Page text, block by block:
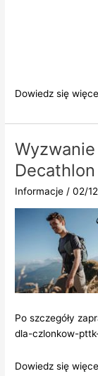
Jubileuszowa
GOT
PTTK
Dowiedz się
Informacje /02/
Po szczegóły
dla-czlonkow-
Wyzwanie
Dowiedz się